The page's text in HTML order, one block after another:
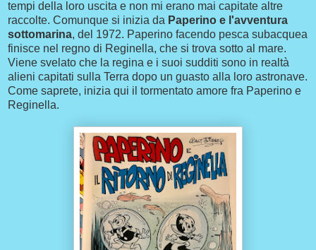
tempi della loro uscita e non mi erano mai capitate altre
raccolte. Comunque si inizia da Paperino e l'avventura
sottomarina, del 1972. Paperino facendo pesca subacquea
finisce nel regno di Reginella, che si trova sotto al mare.
Viene svelato che la regina e i suoi sudditi sono in realtà
alieni capitati sulla Terra dopo un guasto alla loro astronave.
Come saprete, inizia qui il tormentato amore fra Paperino e
Reginella.